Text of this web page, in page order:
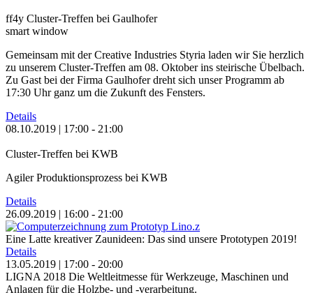
ff4y Cluster-Treffen bei Gaulhofer
smart window
Gemeinsam mit der Creative Industries Styria laden wir Sie herzlich
zu unserem Cluster-Treffen am 08. Oktober ins steirische Übelbach.
Zu Gast bei der Firma Gaulhofer dreht sich unser Programm ab
17:30 Uhr ganz um die Zukunft des Fensters.
Details
08.10.2019 | 17:00 - 21:00
Cluster-Treffen bei KWB
Agiler Produktionsprozess bei KWB
Details
26.09.2019 | 16:00 - 21:00
Eine Latte kreativer Zaunideen: Das sind unsere Prototypen 2019!
Details
13.05.2019 | 17:00 - 20:00
LIGNA 2018 Die Weltleitmesse für Werkzeuge, Maschinen und
Anlagen für die Holzbe- und -verarbeitung.